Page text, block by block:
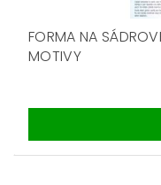
FORMA NA
MOTIVY